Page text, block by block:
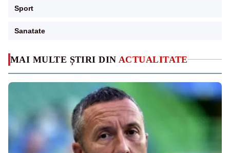
MAI MULTE ȘTIRI DIN ACTUALITATE
Sport
Sanatate